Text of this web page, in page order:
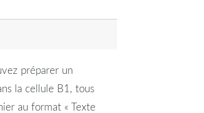
préparer un
la cellule B1, tous
au format « Texte